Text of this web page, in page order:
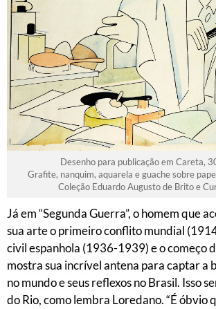
Desenho para publicação em Careta,
Grafite, nanquim, aquarela e guache sobre
Coleção Eduardo Augusto de Brito e
Já em “Segunda Guerra”, o homem que
sua arte o primeiro conflito mundial
civil espanhola (1936-1939) e o começo
mostra sua incrível antena para captar a
no mundo e seus reflexos no Brasil. Isso
do Rio, como lembra Loredano. “É óbvio